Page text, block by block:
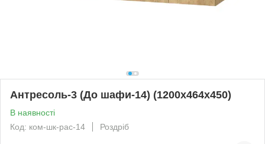
Антресоль-3 (До шафи-14) (1200х464х450)
В наявності
Код: ком-шк-рас-14
Роздріб